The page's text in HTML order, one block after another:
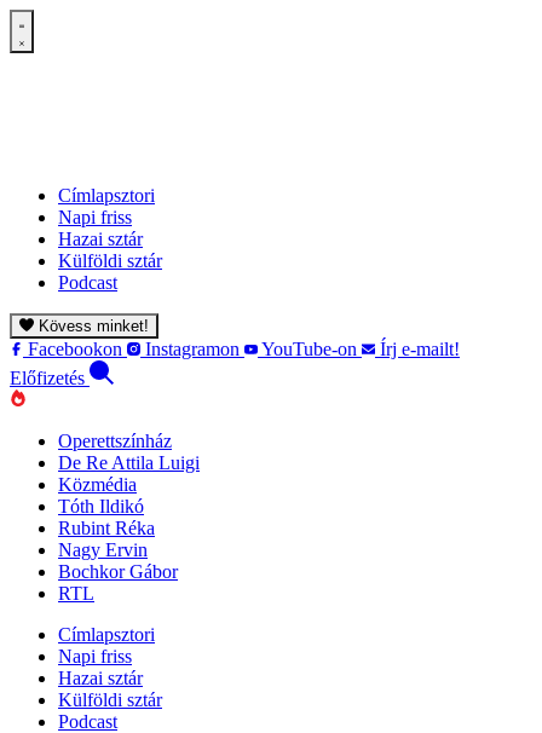
Címlapsztori
Napi friss
Hazai sztár
Külföldi sztár
Podcast
Kövess minket!
Facebookon Instagramon YouTube-on
Írj e-mailt!
Előfizetés
Operettszínház
De Re Attila Luigi
Közmédia
Tóth Ildikó
Rubint Réka
Nagy Ervin
Bochkor Gábor
RTL
Címlapsztori
Napi friss
Hazai sztár
Külföldi sztár
Podcast